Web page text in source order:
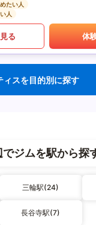
たい人
人
る 体
ィスを目的別に探す
ジムを駅から探
三輪駅(24)
長谷寺駅(7)